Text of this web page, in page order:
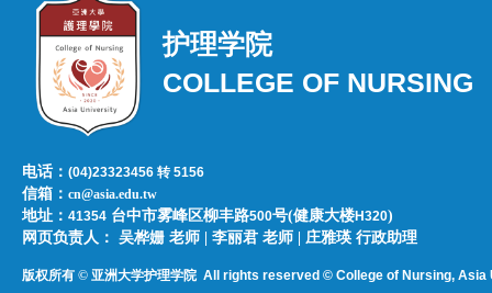
护理学院
COLLEGE OF NURSING
电话：(04)23323456 转 5156
信箱：cn@asia.edu.tw
地址：41354 台中市雾峰区柳丰路500号(健康大楼H320)
网页负责人：​​​ ​吴桦姗 老师 | 李丽君 老师 | 庄雅瑛 行政助理
版权所有 © 亚洲大学护理学院All rights reserved © College of Nursing, Asia